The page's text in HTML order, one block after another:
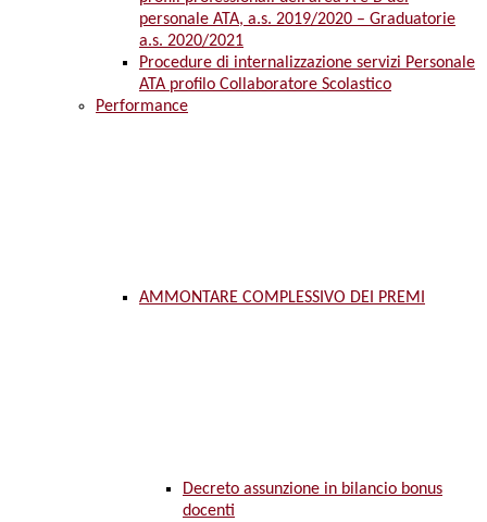
personale ATA, a.s. 2019/2020 – Graduatorie
a.s. 2020/2021
Procedure di internalizzazione servizi Personale
ATA profilo Collaboratore Scolastico
Performance
AMMONTARE COMPLESSIVO DEI PREMI
Decreto assunzione in bilancio bonus
docenti